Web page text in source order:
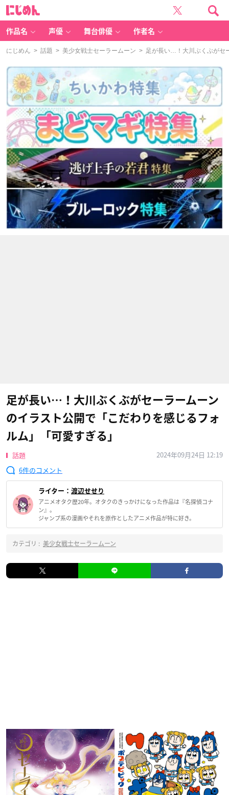
作品名 声優 舞台俳優 作者名
にじめん > 話題 > 美少女戦士セーラームーン > 足が長い…！大川ぶくぶがセ
足が長い…！大川ぶくぶがセーラームーン
のイラスト公開で「こだわりを感じるフォ
ルム」「可愛すぎる」
話題
2024年09月24日 12:19
6
ライター： 渡辺せせり
アニメオタク歴20年。オタクのきっかけになった作品は『名探偵コナ
ン』。
ジャンプ系の漫画やそれを原作としたアニメ作品が特に好き。
カテゴリ : 美少女戦士セーラームーン